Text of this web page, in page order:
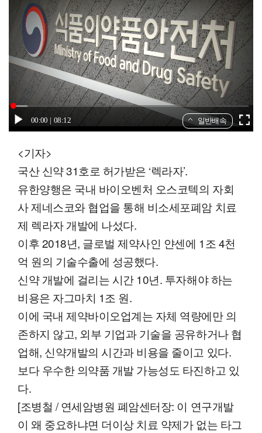
00:00 08:12 일반배속
<기자>
국산 신약 31호로 허가받은 ‘렉라자’.
유한양행은 국내 바이오벤처 오스코텍의 자회
사 제네스코와 협업을 통해 비소세포폐암 치료
제 렉라자 개발에 나섰다.
이후 2018년, 글로벌 제약사인 얀센에 1조 4천
억 원의 기술수출에 성공했다.
신약 개발에 걸리는 시간 10년. 투자해야 하는
비용은 자그마치 1조 원.
이에 국내 제약바이오업계는 자체 역량에만 의
존하지 않고, 외부 기업과 기술을 공유하거나 협
업해, 신약개발의 시간과 비용을 줄이고 있다.
보다 우수한 의약품 개발 가능성도 타진하고 있
다.
[조병철 / 연세암병원 폐암센터장: 이 연구개발
이 왜 중요하냐면 더이상 치료 약제가 없는 타그